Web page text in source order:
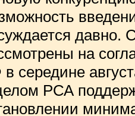
давно.
на
середине
РСА